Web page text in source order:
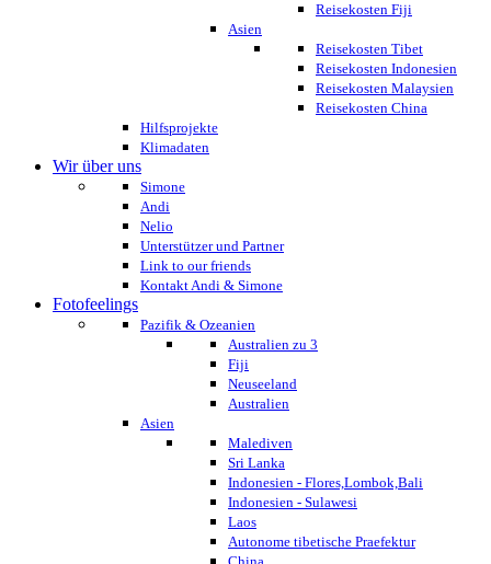
Reisekosten Fiji
Asien
Reisekosten Tibet
Reisekosten Indonesien
Reisekosten Malaysien
Reisekosten China
Hilfsprojekte
Klimadaten
Wir über uns
Simone
Andi
Nelio
Unterstützer und Partner
Link to our friends
Kontakt Andi & Simone
Fotofeelings
Pazifik & Ozeanien
Australien zu 3
Fiji
Neuseeland
Australien
Asien
Malediven
Sri Lanka
Indonesien - Flores,Lombok,Bali
Indonesien - Sulawesi
Laos
Autonome tibetische Praefektur